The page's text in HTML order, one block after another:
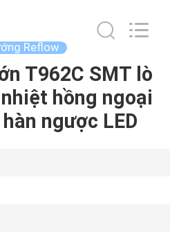
Reflow
T962C SMT lò
hồng ngoại
ngược LED